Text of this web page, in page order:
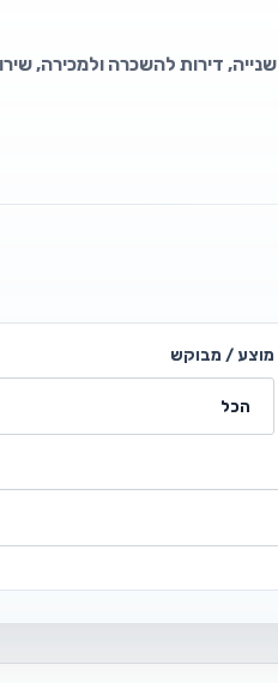
דירות להשכרה ולמכירה,
מוצע / מבוקש